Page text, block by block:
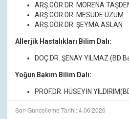
ARŞ.GÖR.DR. MORENA
ARŞ.GÖR.DR. MESUDE ÜZÜM
ARŞ.GÖR.DR. ŞEYMA ASLAN
Allerjik Hastalıkları Bilim Dalı:
DOÇ.DR. ŞENAY YILMAZ (BD
Yoğun Bakım Bilim Dalı:
PROF.DR. HÜSEYİN YILDIRIM
Son Güncelleme Tarihi: 4.06.2026